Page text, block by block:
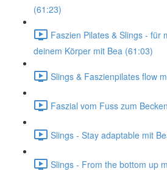
(61:23)
Faszien Pilates & Slings - für
deinem Körper mit Bea (61:03)
Slings & Faszienpilates flow
Faszial vom Fuss zum
Slings - Stay adaptable mit
Slings - From the bottom up